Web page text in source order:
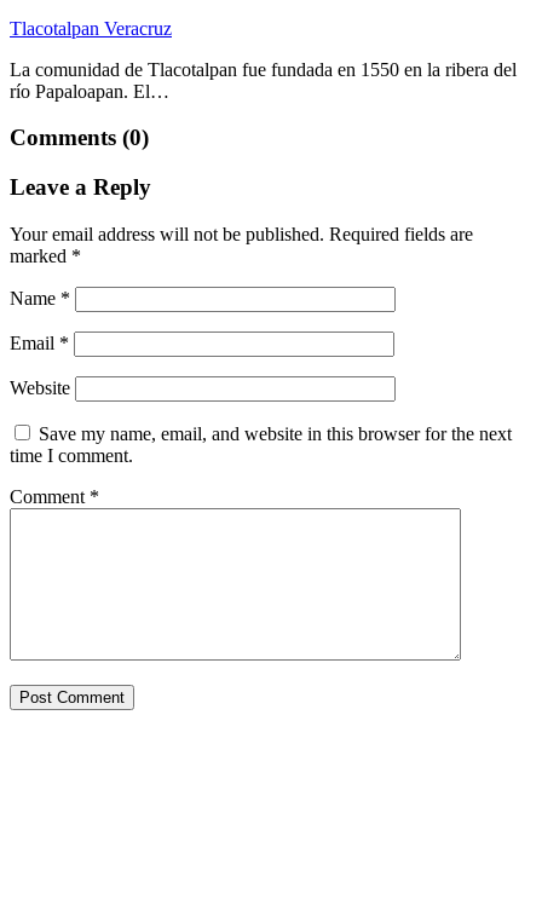
Tlacotalpan Veracruz
La comunidad de Tlacotalpan fue fundada en 1550 en la ribera del
río Papaloapan. El…
Comments (0)
Leave a Reply
Your email address will not be published. Required fields are
marked *
Name *
Email *
Website
Save my name, email, and website in this browser for the next
time I comment.
Comment *